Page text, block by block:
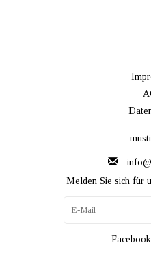
Melden Sie sich für
Facebook